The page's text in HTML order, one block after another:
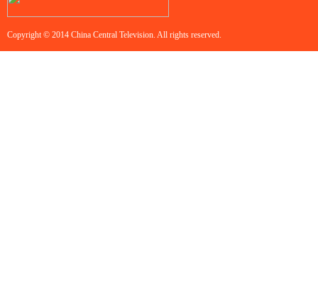
Copyright © 2014 China Central Television. All rights reserved.